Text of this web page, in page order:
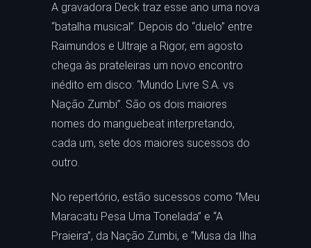
A gravadora Deck traz esse ano uma nova
“batalha musical”. Depois do “duelo” entre
Raimundos e Ultraje a Rigor, em agosto
chega às prateleiras um novo encontro
inédito em disco: “Mundo Livre S.A. vs
Nação Zumbi”. São os dois maiores
nomes do manguebeat interpretando,
cada um, sete dos maiores sucessos do
outro.
No repertório, estão sucessos como “Meu
Maracatu Pesa Uma Tonelada” e “A
Praieira”, da Nação Zumbi, e “Musa da Ilha